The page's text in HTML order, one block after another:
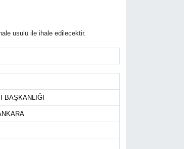
usulü ile ihale edilecektir.
BAŞKANLIĞI